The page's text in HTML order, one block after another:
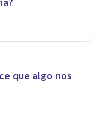
que algo nos